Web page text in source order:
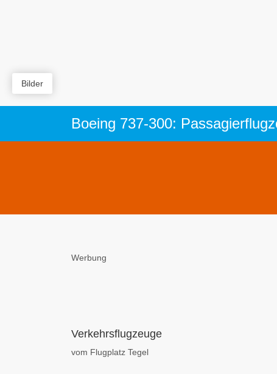
Bilder
Werbung
Verkehrsflugzeuge
vom Flugplatz Tegel